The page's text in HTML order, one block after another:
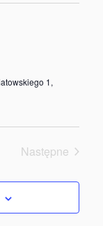
1,
Następne